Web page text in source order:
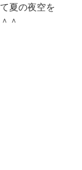
夏の夜空を
＾